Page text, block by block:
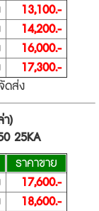
13,100.-
14,200.-
16,000.-
17,300.-
ดส่ง
า)
25KA
ราคาขาย
17,600.-
18,600.-